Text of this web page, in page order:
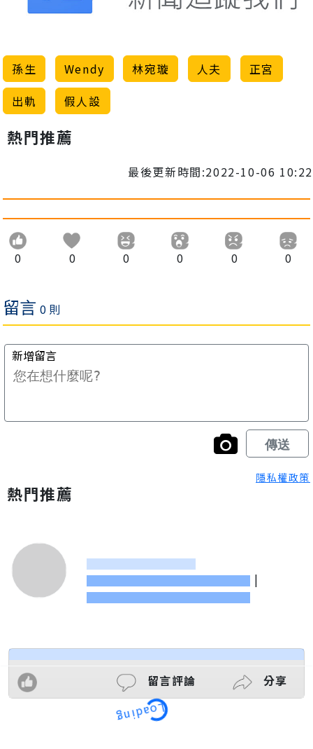
孫生 Wendy 林宛璇 人夫
正宮
出軌
假人設
熱門推薦
最後更新時間:2022-10-06 10:22
0 0 0 0 0 0
隱私權政策
熱門推薦
|
留言評論 分享
Loading